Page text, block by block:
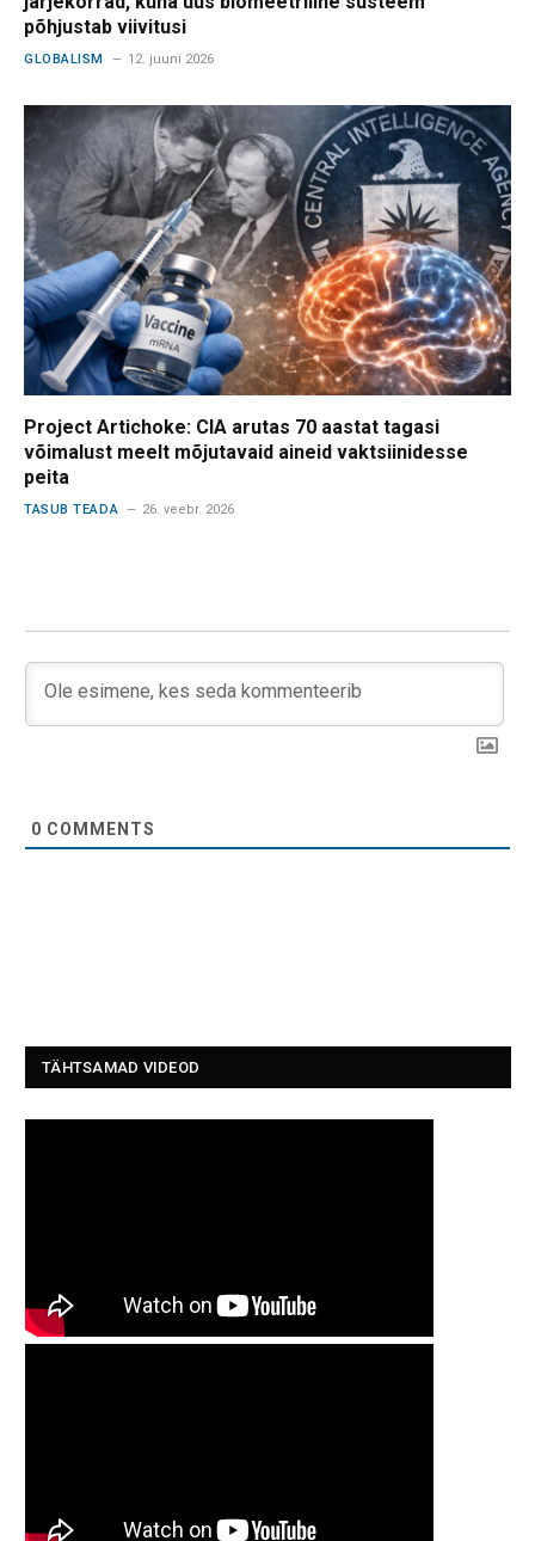
põhjustab viivitusi
GLOBALISM 12. juuni 2026
Project Artichoke: CIA arutas 70 aastat tagasi
võimalust meelt mõjutavaid aineid vaktsiinidesse
peita
TASUB TEADA 26. veebr. 2026
0 COMMENTS
TÄHTSAMAD VIDEOD